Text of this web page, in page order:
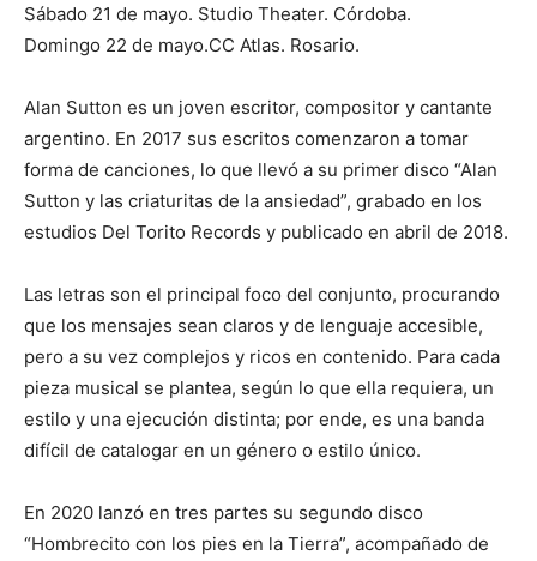
Sábado 21 de mayo. Studio Theater. Córdoba.
Domingo 22 de mayo.CC Atlas. Rosario.
Alan Sutton es un joven escritor, compositor y cantante
argentino. En 2017 sus escritos comenzaron a tomar
forma de canciones, lo que llevó a su primer disco “Alan
Sutton y las criaturitas de la ansiedad”, grabado en los
estudios Del Torito Records y publicado en abril de 2018.
Las letras son el principal foco del conjunto, procurando
que los mensajes sean claros y de lenguaje accesible,
pero a su vez complejos y ricos en contenido. Para cada
pieza musical se plantea, según lo que ella requiera, un
estilo y una ejecución distinta; por ende, es una banda
difícil de catalogar en un género o estilo único.
En 2020 lanzó en tres partes su segundo disco
“Hombrecito con los pies en la Tierra”, acompañado de